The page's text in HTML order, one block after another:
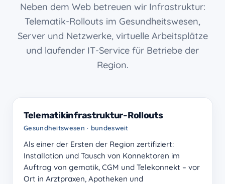
Neben dem Web betreuen wir Infrastruktur:
Telematik-Rollouts im Gesundheitswesen,
Server und Netzwerke, virtuelle Arbeitsplätze
und laufender IT-Service für Betriebe der
Region.
Telematikinfrastruktur-Rollouts
Gesundheitswesen · bundesweit
Als einer der Ersten der Region zertifiziert:
Installation und Tausch von Konnektoren im
Auftrag von gematik, CGM und Telekonnekt – vor
Ort in Arztpraxen, Apotheken und